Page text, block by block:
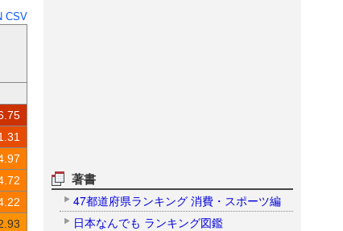
著書
47都道府県ランキング 消費・スポーツ編
日本なんでも ランキング図鑑
CSV